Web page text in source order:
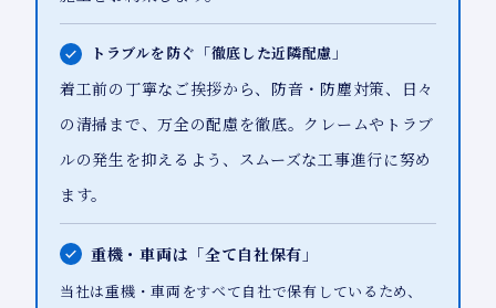
トラブルを防ぐ「徹底した近隣配慮」
着工前の丁寧なご挨拶から、防音・防塵対策、日々
の清掃まで、万全の配慮を徹底。クレームやトラブ
ルの発生を抑えるよう、スムーズな工事進行に努め
ます。
重機・車両は「全て自社保有」
当社は重機・車両をすべて自社で保有しているため、